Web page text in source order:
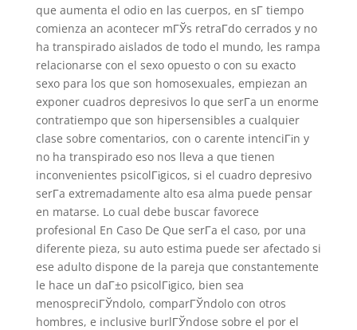
que aumenta el odio en las cuerpos, en sГ­ tiempo
comienza an acontecer mГЎs retraГ­do cerrados y no
ha transpirado aislados de todo el mundo, les rampa
relacionarse con el sexo opuesto o con su exacto
sexo para los que son homosexuales, empiezan an
exponer cuadros depresivos lo que serГ­a un enorme
contratiempo que son hipersensibles a cualquier
clase sobre comentarios, con o carente intenciГіn y
no ha transpirado eso nos lleva a que tienen
inconvenientes psicolГіgicos, si el cuadro depresivo
serГ­a extremadamente alto esa alma puede pensar
en matarse. Lo cual debe buscar favorece
profesional En Caso De Que serГ­a el caso, por una
diferente pieza, su auto estima puede ser afectado si
ese adulto dispone de la pareja que constantemente
le hace un daГ±o psicolГіgico, bien sea
menospreciГЎndolo, comparГЎndolo con otros
hombres, e inclusive burlГЎndose sobre el por el